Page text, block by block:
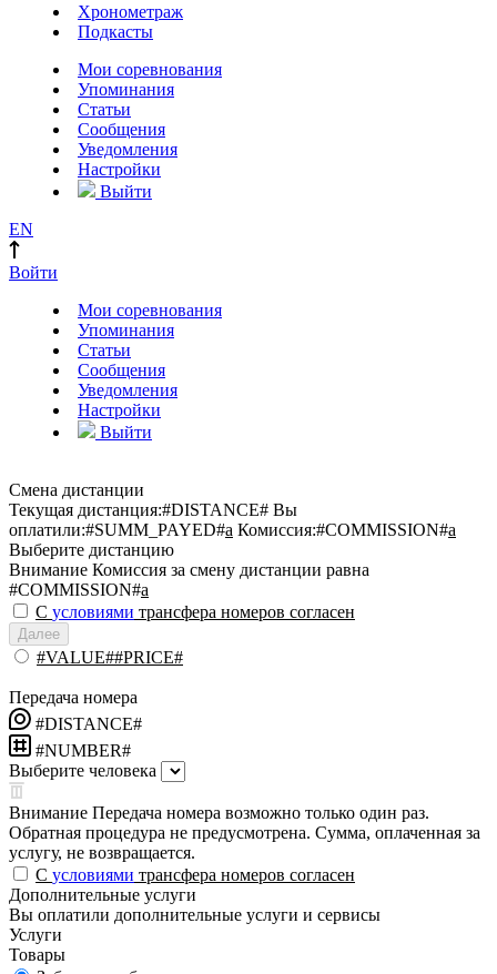
Хронометраж
Подкасты
Мои соревнования
Упоминания
Статьи
Сообщения
Уведомления
Настройки
Выйти
EN
Войти
Мои соревнования
Упоминания
Статьи
Сообщения
Уведомления
Настройки
Выйти
Смена дистанции
Текущая дистанция:#DISTANCE# Вы
оплатили:#SUMM_PAYED#a Комиссия:#COMMISSION#a
Выберите дистанцию
Внимание Комиссия за смену дистанции равна
#COMMISSION#a
С условиями трансфера номеров согласен
Далее
#VALUE##PRICE#
Передача номера
#DISTANCE#
#NUMBER#
Выберите человека
Внимание Передача номера возможно только один раз.
Обратная процедура не предусмотрена. Сумма, оплаченная за
услугу, не возвращается.
С условиями трансфера номеров согласен
Дополнительные услуги
Вы оплатили дополнительные услуги и сервисы
Услуги
Товары